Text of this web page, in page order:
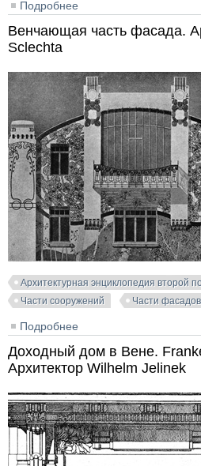
Подробнее
Венчающая часть фасада.
Sclechta
Архитектурная энциклопедия второй
Части сооружений
Части фасадов
Подробнее
Доходный дом в Вене.
Архитектор Wilhelm Jelinek